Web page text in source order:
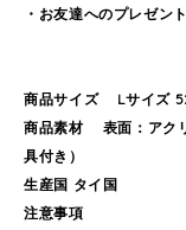
・お友達へのプレゼン
商品サイズ Lサイズ
商品素材 表面：アク
具付き）
生産国 タイ国
注意事項